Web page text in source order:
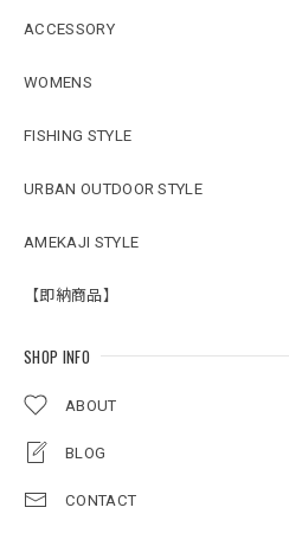
ACCESSORY
WOMENS
FISHING STYLE
URBAN OUTDOOR STYLE
AMEKAJI STYLE
【即納商品】
SHOP INFO
ABOUT
BLOG
CONTACT